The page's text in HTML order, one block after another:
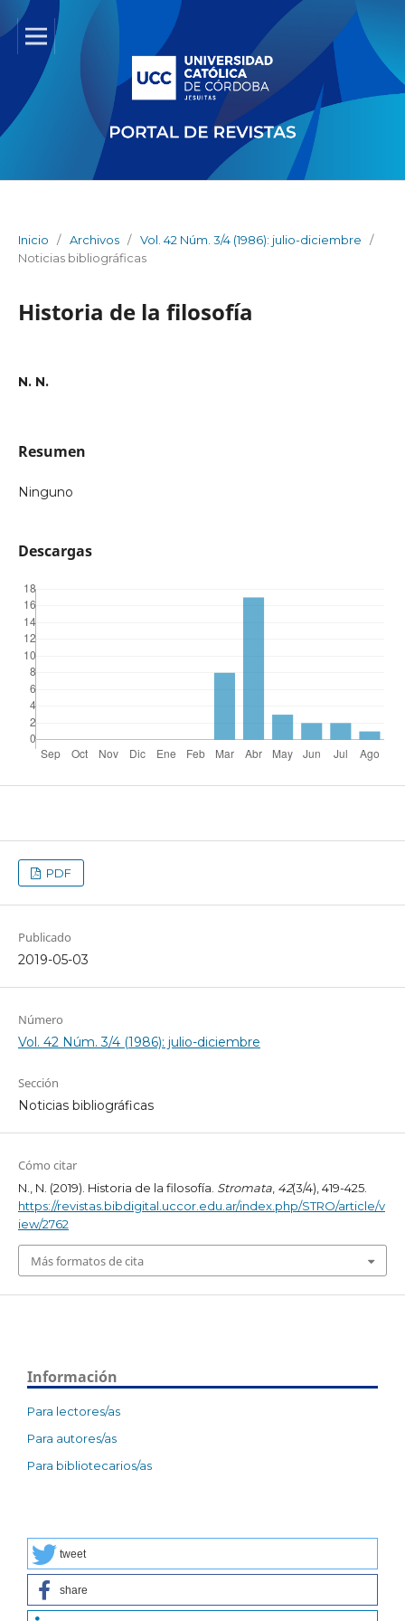
Inicio / Archivos / Vol. 42 Núm. 3/4 (1986): julio-diciembre
/
Noticias bibliográficas
Historia de la filosofía
N. N.
Resumen
Ninguno
Descargas
PDF
Publicado
2019-05-03
Número
Vol. 42 Núm. 3/4 (1986): julio-diciembre
Sección
Noticias bibliográficas
Cómo citar
N., N. (2019). Historia de la filosofía. Stromata, 42(3/4), 419-425.
https://revistas.bibdigital.uccor.edu.ar/index.php/STRO/article/v
iew/2762
Más formatos de cita
Información
Para lectores/as
Para autores/as
Para bibliotecarios/as
tweet
share